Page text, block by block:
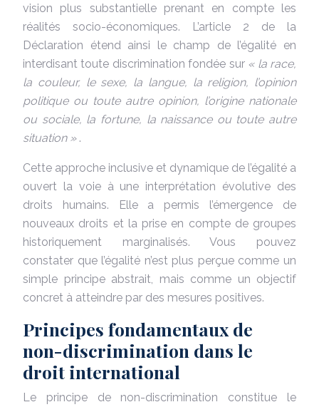
vision plus substantielle prenant en compte les
réalités socio-économiques. L’article 2 de la
Déclaration étend ainsi le champ de l’égalité en
interdisant toute discrimination fondée sur « la race,
la couleur, le sexe, la langue, la religion, l’opinion
politique ou toute autre opinion, l’origine nationale
ou sociale, la fortune, la naissance ou toute autre
situation » .
Cette approche inclusive et dynamique de l’égalité a
ouvert la voie à une interprétation évolutive des
droits humains. Elle a permis l’émergence de
nouveaux droits et la prise en compte de groupes
historiquement marginalisés. Vous pouvez
constater que l’égalité n’est plus perçue comme un
simple principe abstrait, mais comme un objectif
concret à atteindre par des mesures positives.
Principes fondamentaux de
non-discrimination dans le
droit international
Le principe de non-discrimination constitue le